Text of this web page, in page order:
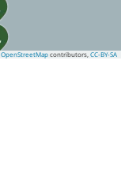
OpenStreetMap contributors, CC-BY-SA